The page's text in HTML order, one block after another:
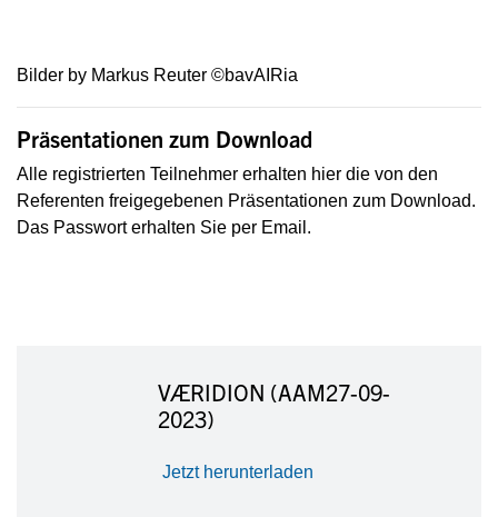
Bilder by Markus Reuter ©bavAIRia
Präsentationen zum Download
Alle registrierten Teilnehmer erhalten hier die von den
Referenten freigegebenen Präsentationen zum Download.
Das Passwort erhalten Sie per Email.
VÆRIDION (AAM27-09-
2023)
Jetzt herunterladen